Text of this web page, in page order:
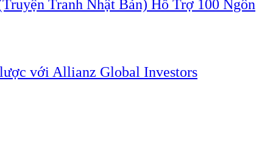
Tranh Nhật Bản) Hỗ Trợ 100 Ngôn
với Allianz Global Investors